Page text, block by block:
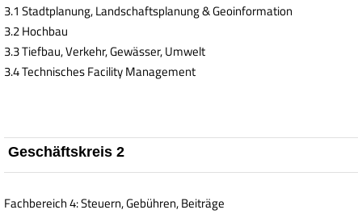
3.1 Stadtplanung, Landschaftsplanung & Geoinformation
3.2 Hochbau
3.3 Tiefbau, Verkehr, Gewässer, Umwelt
3.4 Technisches Facility Management
Geschäftskreis 2
Fachbereich 4: Steuern, Gebühren, Beiträge